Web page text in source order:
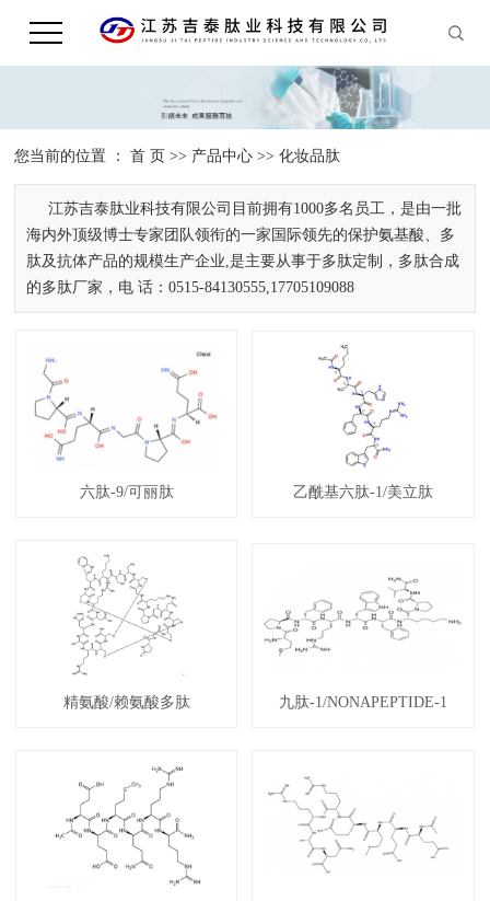
您当前的位置 ：首 页 >> 产品中心 >>化妆品肽
江苏吉泰肽业科技有限公司目前拥有1000多名员工，是由一批
海内外顶级博士专家团队领衔的一家国际领先的保护氨基酸、多
肽及抗体产品的规模生产企业,是主要从事于多肽定制，多肽合成
的多肽厂家，电 话：0515-84130555,17705109088
六肽-9/可丽肽 乙酰基六肽-1/美立肽
精氨酸/赖氨酸多肽 九肽-1/NONAPEPTIDE-1